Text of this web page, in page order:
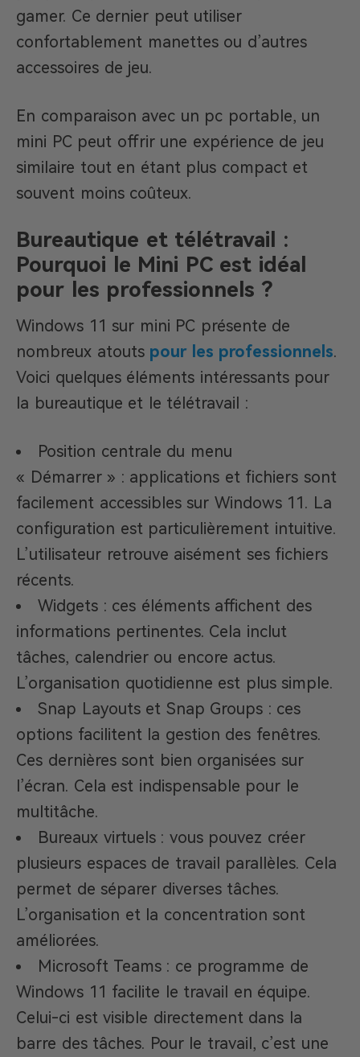
gamer. Ce dernier peut utiliser
confortablement manettes ou d’autres
accessoires de jeu.
En comparaison avec un pc portable, un
mini PC peut offrir une expérience de jeu
similaire tout en étant plus compact et
souvent moins coûteux.
Bureautique et télétravail :
Pourquoi le Mini PC est idéal
pour les professionnels ?
Windows 11 sur mini PC présente de
nombreux atouts pour les professionnels.
Voici quelques éléments intéressants pour
la bureautique et le télétravail :
Position centrale du menu
« Démarrer » : applications et fichiers sont
facilement accessibles sur Windows 11. La
configuration est particulièrement intuitive.
L’utilisateur retrouve aisément ses fichiers
récents.
Widgets : ces éléments affichent des
informations pertinentes. Cela inclut
tâches, calendrier ou encore actus.
L’organisation quotidienne est plus simple.
Snap Layouts et Snap Groups : ces
options facilitent la gestion des fenêtres.
Ces dernières sont bien organisées sur
l’écran. Cela est indispensable pour le
multitâche.
Bureaux virtuels : vous pouvez créer
plusieurs espaces de travail parallèles. Cela
permet de séparer diverses tâches.
L’organisation et la concentration sont
améliorées.
Microsoft Teams : ce programme de
Windows 11 facilite le travail en équipe.
Celui-ci est visible directement dans la
barre des tâches. Pour le travail, c’est une